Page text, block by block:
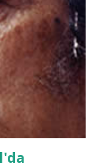
bir daha
şehirlerinde
Bunu kabul
Fakat
tekrardan
Onu
İlk filme nazaran